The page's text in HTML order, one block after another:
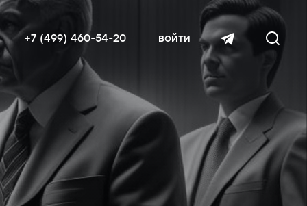
читать далее
+7 (499) 460-54-20 войти